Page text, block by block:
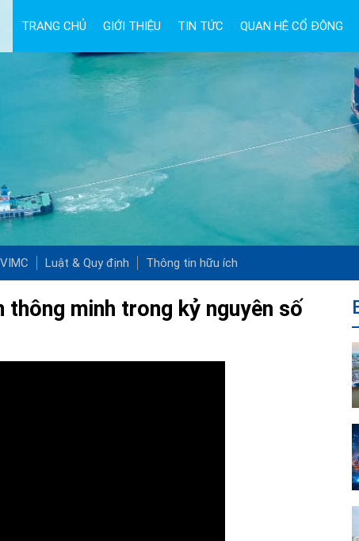
TRANG CHỦ GIỚI THIỆU TIN TỨC QUAN HỆ CỔ ĐÔNG
Luật & Quy định Thông tin hữu ích
thông minh trong kỷ nguyên số